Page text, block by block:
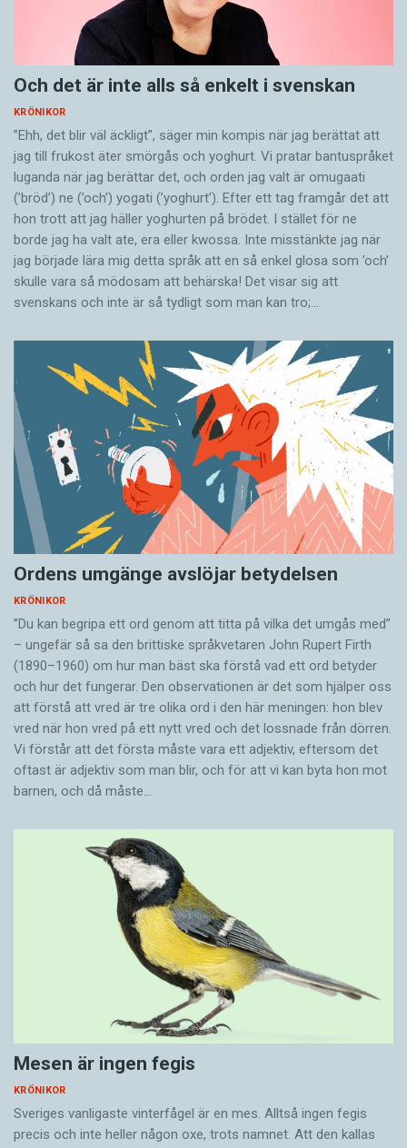
Och det är inte alls så enkelt i svenskan
KRÖNIKOR
”Ehh, det blir väl äckligt”, säger min kompis när jag berättat att
jag till frukost äter smörgås och yoghurt. Vi pratar bantuspråket
luganda när jag berättar det, och orden jag valt är omugaati
(’bröd’) ne (’och’) yogati (’yoghurt’). Efter ett tag framgår det att
hon trott att jag häller yoghurten på brödet. I stället för ne
borde jag ha valt ate, era eller kwossa. Inte misstänkte jag när
jag började lära mig detta språk att en så enkel glosa som ’och’
skulle vara så mödosam att behärska! Det visar sig att
svenskans och inte är så tydligt som man kan tro;…
Ordens umgänge avslöjar betydelsen
KRÖNIKOR
”Du kan begripa ett ord genom att titta på vilka det umgås med”
– ungefär så sa den brittiske språkvetaren John Rupert Firth
(1890–1960) om hur man bäst ska förstå vad ett ord betyder
och hur det fungerar. Den ­observationen är det som hjälper oss
att förstå att vred är tre olika ord i den här meningen: hon blev
vred när hon vred på ett nytt vred och det lossnade från dörren.
Vi förstår att det första måste vara ett adjektiv, eftersom det
oftast är adjektiv som man blir, och för att vi kan byta hon mot
barnen, och då måste…
Mesen är ingen fegis
KRÖNIKOR
Sveriges vanligaste vinterfågel är en mes. Alltså ingen fegis
precis och inte heller någon oxe, trots namnet. Att den kallas